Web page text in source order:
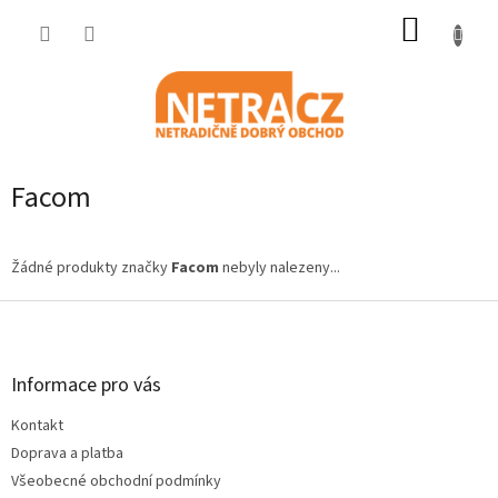
Facom
Žádné produkty značky Facom nebyly nalezeny...
Z
Informace pro vás
Kontakt
Doprava a platba
Všeobecné obchodní podmínky